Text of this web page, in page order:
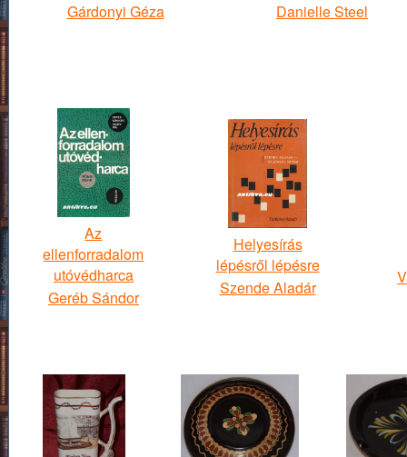
Gárdonyi Géza
Danielle Steel
Az
ellenforradalom
utóvédharca
Geréb Sándor
Helyesírás
lépésről lépésre
Szende Aladár